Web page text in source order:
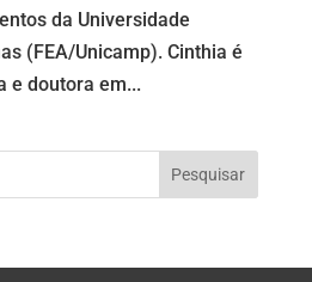
da Universidade
(FEA/Unicamp). Cinthia é
e doutora em...